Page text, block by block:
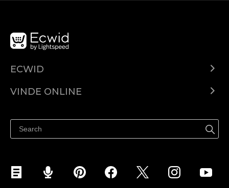
ECWID
Prețuri
VINDE ONLINE
Vinde pe Facebook
Vinde pe Instagram